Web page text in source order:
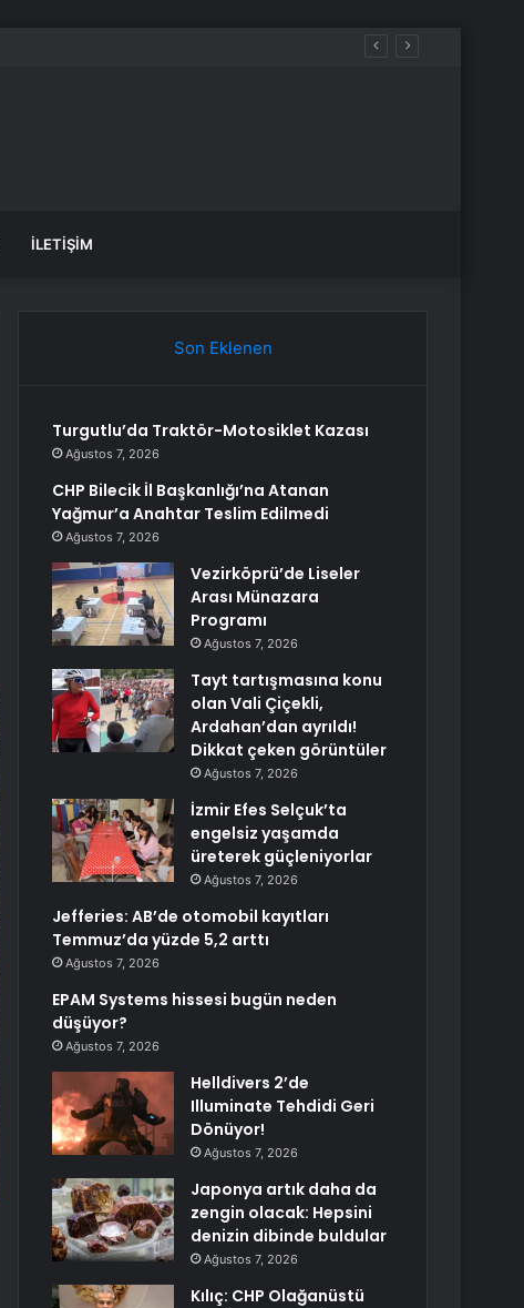
İLETIŞIM
Son Eklenen
Turgutlu’da Traktör-Motosiklet Kazası
Ağustos 7, 2026
CHP Bilecik İl Başkanlığı’na Atanan
Yağmur’a Anahtar Teslim Edilmedi
Ağustos 7, 2026
Vezirköprü’de Liseler
Arası Münazara
Programı
Ağustos 7, 2026
Tayt tartışmasına konu
olan Vali Çiçekli,
Ardahan’dan ayrıldı!
Dikkat çeken görüntüler
Ağustos 7, 2026
İzmir Efes Selçuk’ta
engelsiz yaşamda
üreterek güçleniyorlar
Ağustos 7, 2026
Jefferies: AB’de otomobil kayıtları
Temmuz’da yüzde 5,2 arttı
Ağustos 7, 2026
EPAM Systems hissesi bugün neden
düşüyor?
Ağustos 7, 2026
Helldivers 2’de
Illuminate Tehdidi Geri
Dönüyor!
Ağustos 7, 2026
Japonya artık daha da
zengin olacak: Hepsini
denizin dibinde buldular
Ağustos 7, 2026
Kılıç: CHP Olağanüstü